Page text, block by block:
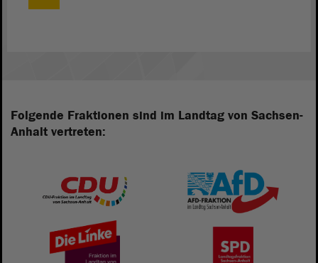
Folgende Fraktionen sind im Landtag von Sachsen-
Anhalt vertreten: